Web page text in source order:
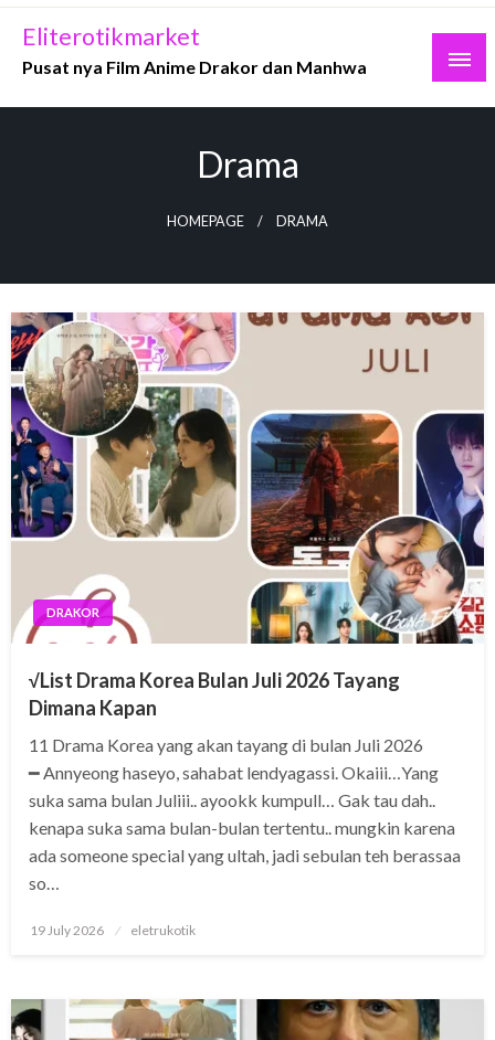
Skip
content
Eliterotikmarket
Pusat nya Film Anime Drakor dan Manhwa
Drama
HOMEPAGE DRAMA
DRAKOR
√List Drama Korea Bulan Juli 2026 Tayang
Dimana Kapan
11 Drama Korea yang akan tayang di bulan Juli 2026
━ Annyeong haseyo, sahabat lendyagassi. Okaiii…Yang
suka sama bulan Juliii.. ayookk kumpull… Gak tau dah..
kenapa suka sama bulan-bulan tertentu.. mungkin karena
ada someone special yang ultah, jadi sebulan teh berassaa
so…
Posted
19 July 2026 eletrukotik